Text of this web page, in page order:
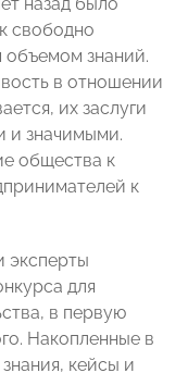
свободно
объемом знаний.
в отношении
их заслуги
и значимыми.
общества к
к
эксперты
для
в первую
Накопленные в
кейсы и